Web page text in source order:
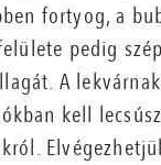
fortyog, a
pedig
A
kell